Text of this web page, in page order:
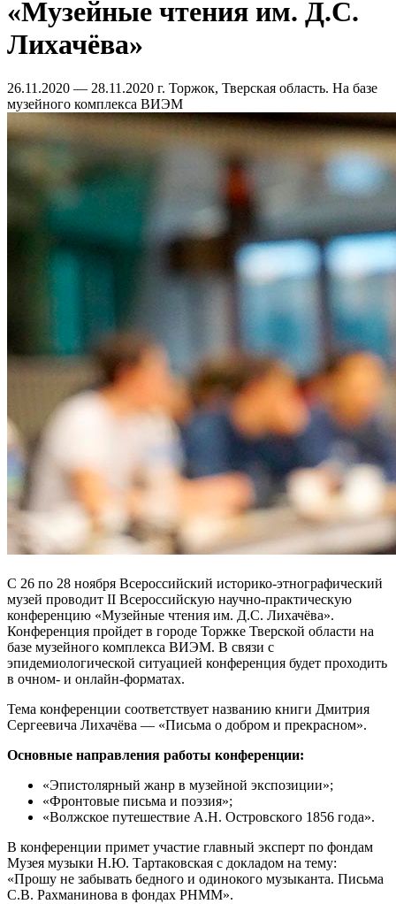
«Музейные чтения им. Д.С.
Лихачёва»
26.11.2020 — 28.11.2020 г. Торжок, Тверская область. На базе
музейного комплекса ВИЭМ
С 26 по 28 ноября Всероссийский историко-этнографический
музей проводит II Всероссийскую научно-практическую
конференцию «Музейные чтения им. Д.С. Лихачёва».
Конференция пройдет в городе Торжке Тверской области на
базе музейного комплекса ВИЭМ. В связи с
эпидемиологической ситуацией конференция будет проходить
в очном- и онлайн-форматах.
Тема конференции соответствует названию книги Дмитрия
Сергеевича Лихачёва — «Письма о добром и прекрасном».
Основные направления работы конференции:
«Эпистолярный жанр в музейной экспозиции»;
«Фронтовые письма и поэзия»;
«Волжское путешествие А.Н. Островского 1856 года».
В конференции примет участие главный эксперт по фондам
Музея музыки Н.Ю. Тартаковская с докладом на тему:
«Прошу не забывать бедного и одинокого музыканта. Письма
С.В. Рахманинова в фондах РНММ».